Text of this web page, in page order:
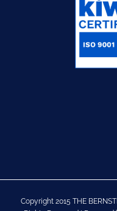
Copyright 2015 THE